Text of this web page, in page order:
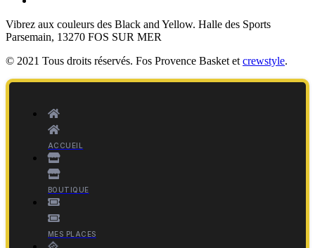
Vibrez aux couleurs des Black and Yellow. Halle des Sports
Parsemain, 13270 FOS SUR MER
© 2021 Tous droits réservés. Fos Provence Basket et crewstyle.
ACCUEIL
BOUTIQUE
MES PLACES